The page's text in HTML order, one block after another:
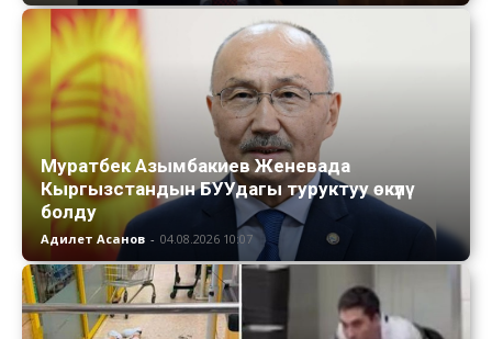
Муратбек Азымбакиев Женевада
Кыргызстандын БУУдагы туруктуу өкүлү
болду
Адилет Асанов - 04.08.2026 10:07